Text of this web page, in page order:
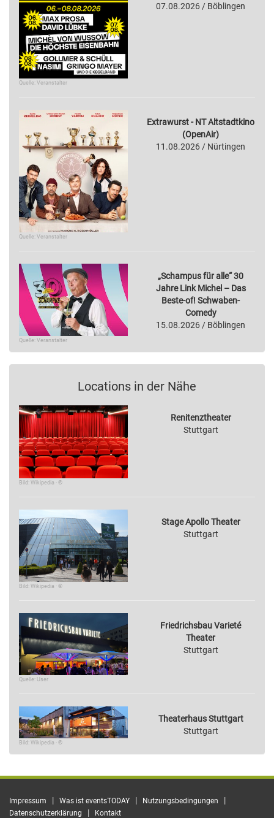
Quelle: Veranstalter
07.08.2026 / Böblingen
Quelle: Veranstalter
Extrawurst - NT Altstadtkino
(OpenAir)
11.08.2026 / Nürtingen
Quelle: Veranstalter
„Schampus für alle“ 30
Jahre Link Michel – Das
Beste-of! Schwaben-
Comedy
15.08.2026 / Böblingen
Locations in der Nähe
Bild: Wikipedia · ©
Renitenztheater
Stuttgart
Bild: Wikipedia · ©
Stage Apollo Theater
Stuttgart
Quelle: User
Friedrichsbau Varieté
Theater
Stuttgart
Bild: Wikipedia · ©
Theaterhaus Stuttgart
Stuttgart
Impressum | Was ist eventsTODAY | Nutzungsbedingungen |
Datenschutzerklärung | Kontakt